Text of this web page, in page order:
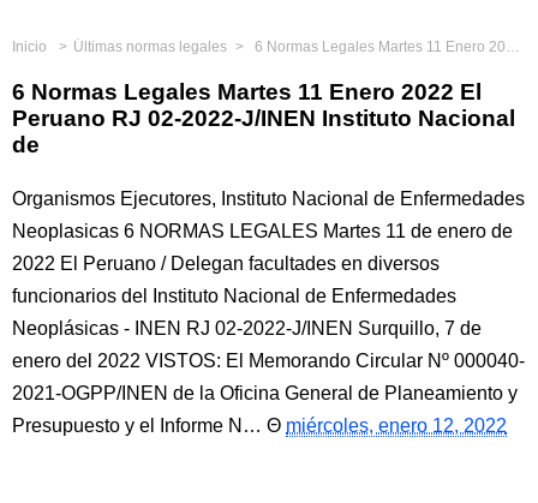
Inicio Últimas normas legales 6 Normas Legales Martes 11 Enero 2022 El Peruano RJ 02-2022-J/INEN Instituto Nacional de
6 Normas Legales Martes 11 Enero 2022 El
Peruano RJ 02-2022-J/INEN Instituto Nacional
de
Organismos Ejecutores, Instituto Nacional de Enfermedades
Neoplasicas 6 NORMAS LEGALES Martes 11 de enero de
2022 El Peruano / Delegan facultades en diversos
funcionarios del Instituto Nacional de Enfermedades
Neoplásicas - INEN RJ 02-2022-J/INEN Surquillo, 7 de
enero del 2022 VISTOS: El Memorando Circular Nº 000040-
2021-OGPP/INEN de la Oficina General de Planeamiento y
Presupuesto y el Informe N…
miércoles, enero 12, 2022